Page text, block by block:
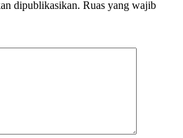
dipublikasikan. Ruas yang wajib